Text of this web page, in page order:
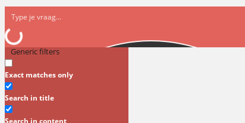
Generic filters
Exact matches only
Search in title
Search in content